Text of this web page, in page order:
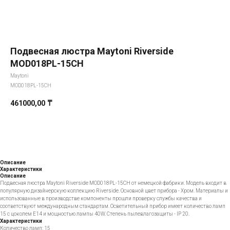
Подвесная люстра Maytoni Riverside
MOD018PL-15CH
Maytoni
MOD018PL-15CH
461000,00 ₸
Описание
Характеристики
Описание
Подвесная люстра Maytoni Riverside MOD018PL-15CH от немецкой фабрики. Модель входит в
популярную дизайнерскую коллекцию Riverside. Основной цвет прибора - Хром. Материалы и
использованные в производстве компоненты прошли проверку службы качества и
соответствуют международным стандартам. Осветительный прибор имеет количество ламп
15 с цоколем E14 и мощностью лампы 40W. Степень пылевлагозащиты - IP 20.
Характеристики
Количество ламп: 15